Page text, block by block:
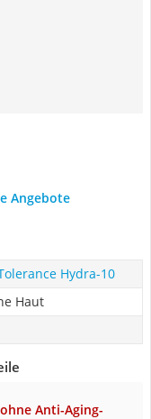
Angebote
Hydra-10
Haut
ohne Anti-Aging-